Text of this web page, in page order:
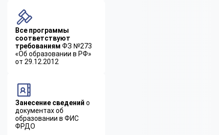
Все программы
соответствуют
требованиям ФЗ №273
«Об образовании в РФ»
от 29.12.2012
Занесение сведений о
документах об
образовании в ФИС
ФРДО